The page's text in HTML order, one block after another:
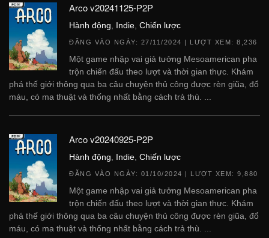
Arco v20241125-P2P
Hành động Indie Chiến lược
ĐĂNG VÀO NGÀY: 27/11/2024 | LƯỢT XEM: 8,236
Một game nhập vai giả tưởng Mesoamerican pha
trộn chiến đấu theo lượt và thời gian thực. Khám
phá thế giới thông qua ba câu chuyện thủ công được rèn giũa, đổ
máu, có ma thuật và thống nhất bằng cách trả thù. ...
Arco v20240925-P2P
Hành động Indie Chiến lược
ĐĂNG VÀO NGÀY: 01/10/2024 | LƯỢT XEM: 9,880
Một game nhập vai giả tưởng Mesoamerican pha
trộn chiến đấu theo lượt và thời gian thực. Khám
phá thế giới thông qua ba câu chuyện thủ công được rèn giũa, đổ
máu, có ma thuật và thống nhất bằng cách trả thù. ...